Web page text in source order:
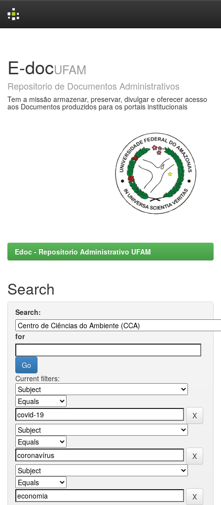
E-docUFAM
Repositorio de Documentos Administrativos
Tem a missão armazenar, preservar, divulgar e oferecer acesso
aos Documentos produzidos para os portais institucionais
Edoc - Repositorio Administrativo UFAM
Search
Search:
for
Current filters: